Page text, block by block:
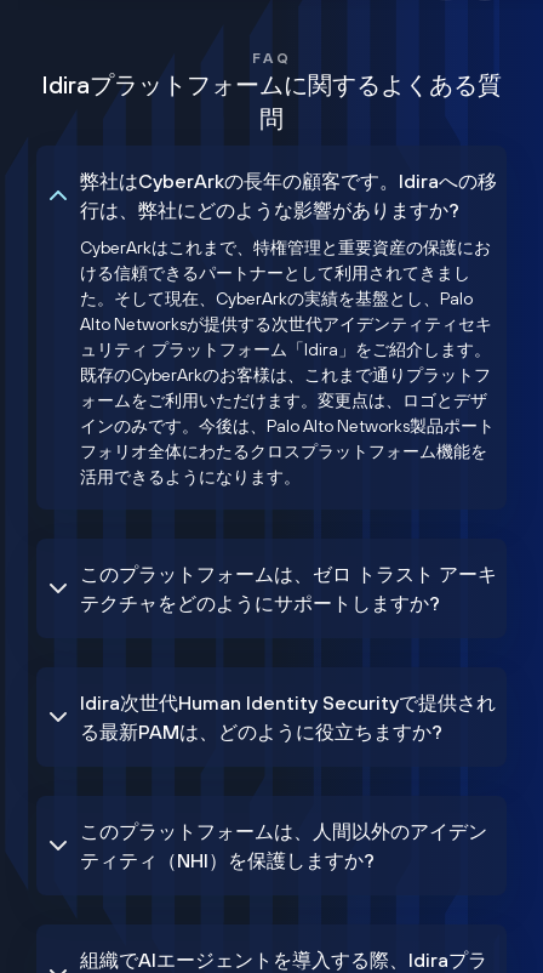
FAQ
Idiraプラットフォームに関するよくある質
問
弊社はCyberArkの長年の顧客です。Idiraへの移
行は、弊社にどのような影響がありますか?
CyberArkはこれまで、特権管理と重要資産の保護にお
ける信頼できるパートナーとして利用されてきまし
た。そして現在、CyberArkの実績を基盤とし、Palo
Alto Networksが提供する次世代アイデンティティセキ
ュリティ プラットフォーム「Idira」をご紹介します。
既存のCyberArkのお客様は、これまで通りプラットフ
ォームをご利用いただけます。変更点は、ロゴとデザ
インのみです。今後は、Palo Alto Networks製品ポート
フォリオ全体にわたるクロスプラットフォーム機能を
活用できるようになります。
このプラットフォームは、ゼロ トラスト アーキ
テクチャをどのようにサポートしますか?
Idira次世代Human Identity Securityで提供され
る最新PAMは、どのように役立ちますか?
このプラットフォームは、人間以外のアイデン
ティティ（NHI）を保護しますか?
組織でAIエージェントを導入する際、Idiraプラ